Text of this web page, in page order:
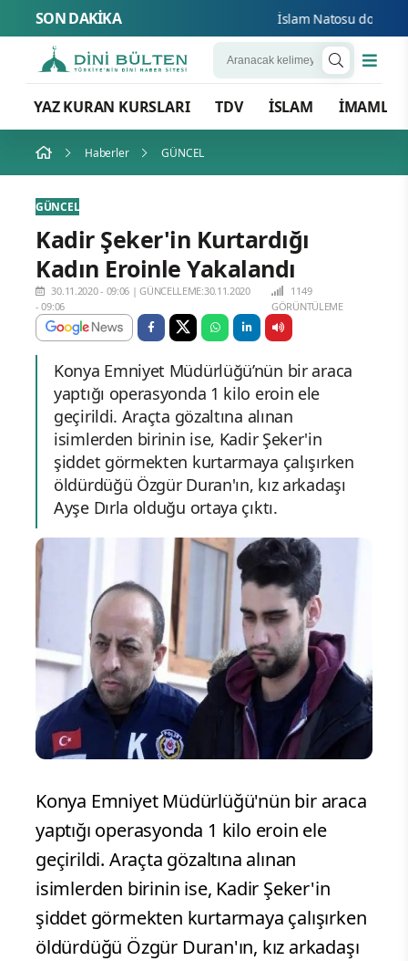
SON DAKİKA İslam Natosu dosta
YAZ KURAN KURSLARI TDV İSLAM İMAMLAR
Haberler GÜNCEL
GÜNCEL
Kadir Şeker'in Kurtardığı
Kadın Eroinle Yakalandı
30.11.2020 - 09:06 |GÜNCELLEME:30.11.2020
- 09:06
1149
GÖRÜNTÜLEME
Konya Emniyet Müdürlüğü’nün bir araca
yaptığı operasyonda 1 kilo eroin ele
geçirildi. Araçta gözaltına alınan
isimlerden birinin ise, Kadir Şeker'in
şiddet görmekten kurtarmaya çalışırken
öldürdüğü Özgür Duran'ın, kız arkadaşı
Ayşe Dırla olduğu ortaya çıktı.
Konya Emniyet Müdürlüğü'nün bir araca
yaptığı operasyonda 1 kilo eroin ele
geçirildi. Araçta gözaltına alınan
isimlerden birinin ise, Kadir Şeker'in
şiddet görmekten kurtarmaya çalışırken
öldürdüğü Özgür Duran'ın, kız arkadaşı